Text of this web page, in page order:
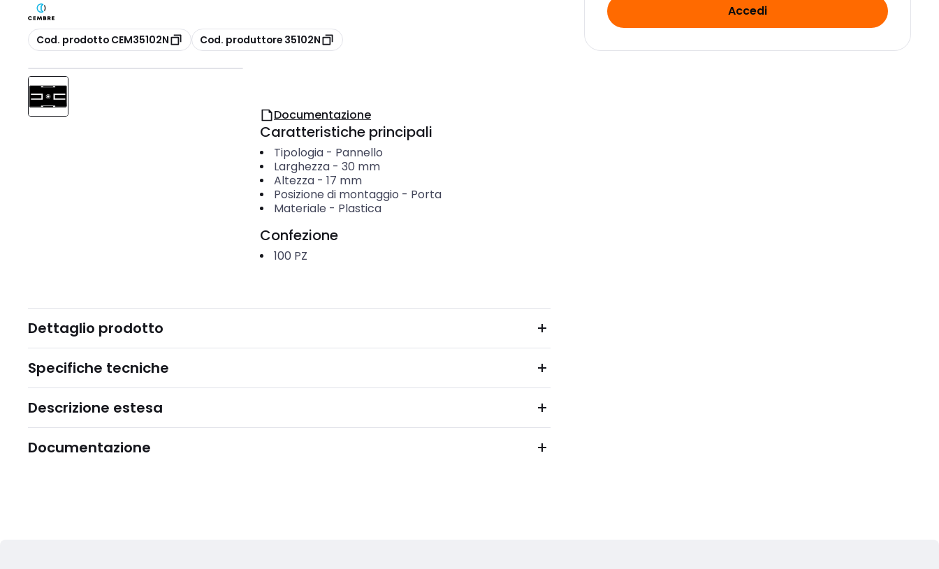
copia
Cod. prodotto CEM35102N copia
Cod. produttore 35102N
Accedi
Documentazione
Caratteristiche principali
Tipologia- Pannello
Larghezza- 30 mm
Altezza- 17 mm
Posizione di montaggio - Porta
Materiale - Plastica
Confezione
100 PZ
Dettaglio prodotto
Specifiche tecniche
Descrizione estesa
Documentazione